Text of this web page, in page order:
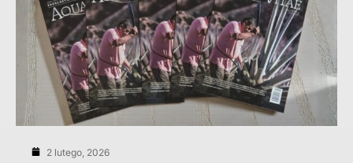
2 lutego, 2026